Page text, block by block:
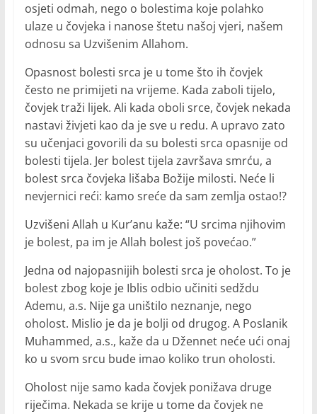
osjeti odmah, nego o bolestima koje polahko
ulaze u čovjeka i nanose štetu našoj vjeri, našem
odnosu sa Uzvišenim Allahom.
Opasnost bolesti srca je u tome što ih čovjek
često ne primijeti na vrijeme. Kada zaboli tijelo,
čovjek traži lijek. Ali kada oboli srce, čovjek nekada
nastavi živjeti kao da je sve u redu. A upravo zato
su učenjaci govorili da su bolesti srca opasnije od
bolesti tijela. Jer bolest tijela završava smrću, a
bolest srca čovjeka lišaba Božije milosti. Neće li
nevjernici reći: kamo sreće da sam zemlja ostao!?
Uzvišeni Allah u Kur’anu kaže: “U srcima njihovim
je bolest, pa im je Allah bolest još povećao.”
Jedna od najopasnijih bolesti srca je oholost. To je
bolest zbog koje je Iblis odbio učiniti sedždu
Ademu, a.s. Nije ga uništilo neznanje, nego
oholost. Mislio je da je bolji od drugog. A Poslanik
Muhammed, a.s., kaže da u Džennet neće ući onaj
ko u svom srcu bude imao koliko trun oholosti.
Oholost nije samo kada čovjek ponižava druge
riječima. Nekada se krije u tome da čovjek ne